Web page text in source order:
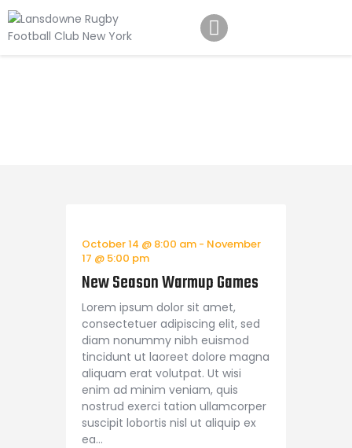
Schedule
Our Team
October 14 @ 8:00 am - November
17 @ 5:00 pm
New Season Warmup Games
Lorem ipsum dolor sit amet,
consectetuer adipiscing elit, sed
diam nonummy nibh euismod
tincidunt ut laoreet dolore magna
aliquam erat volutpat. Ut wisi
enim ad minim veniam, quis
nostrud exerci tation ullamcorper
suscipit lobortis nisl ut aliquip ex
ea…